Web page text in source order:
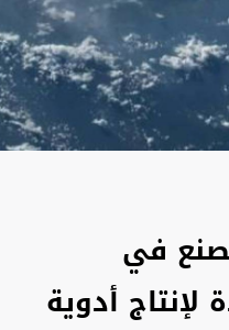
في
لإنتاج أدوية